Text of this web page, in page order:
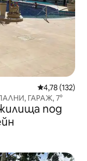
Средна
4,78 (132)
ГАРАЖ, 7°
под